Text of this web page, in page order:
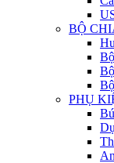
BỘ
PHỤ